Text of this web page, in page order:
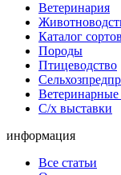
Ветеринария
Каталог сортов
Породы
Птицеводство
С/х выставки
информация
Все статьи